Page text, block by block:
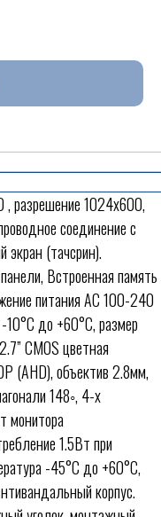
разрешение 1024х600,
соединение с
экран (тачсрин).
Встроенная память
питания AC 100-240
10°С до +60°С, размер
CMOS цветная
(AHD), объектив 2.8мм,
148◦, 4-х
монитора
1.5Вт при
-45°С до +60°С,
корпус.